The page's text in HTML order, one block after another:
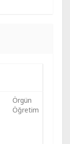
Örgün
Öğretim